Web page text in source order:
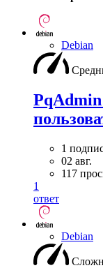
Debian
PqAdmin
1
02 авг.
117
1
ответ
Debian